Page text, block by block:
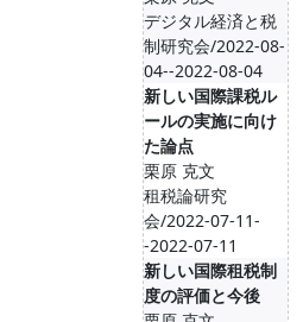
デジタル経済と税
制研究会/2022-08-
04--2022-08-04
新しい国際課税ル
ールの実施に向け
た論点
栗原 克文
租税論研究
会/2022-07-11-
-2022-07-11
新しい国際租税制
度の評価と今後